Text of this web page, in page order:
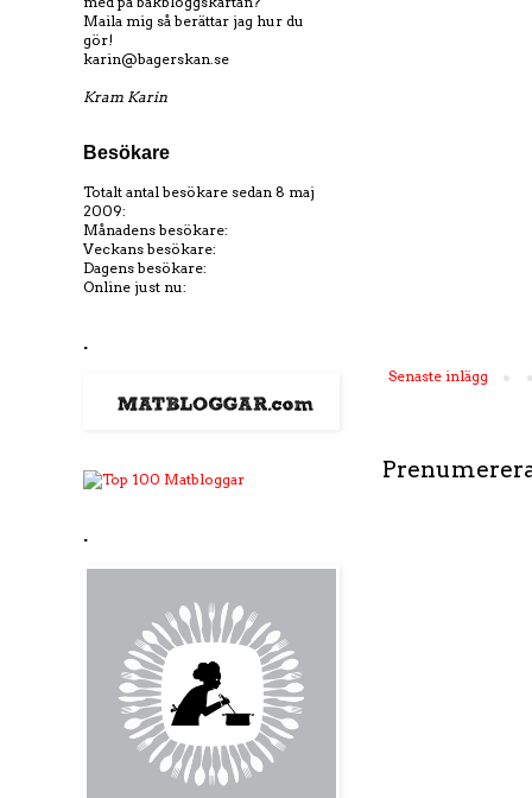
Senaste inlägg
Maila mig så berättar jag hur du
gör!
karin@bagerskan.se
Kram Karin
Besökare
Totalt antal besökare sedan 8 maj
2009:
Månadens besökare:
Veckans besökare:
Dagens besökare:
Online just nu:
.
.